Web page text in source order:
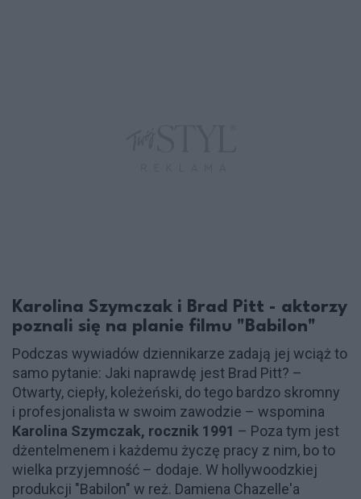
Karolina Szymczak i Brad Pitt - aktorzy
poznali się na planie filmu "Babilon"
Podczas wywiadów dziennikarze zadają jej wciąż to
samo pytanie: Jaki naprawdę jest Brad Pitt? –
Otwarty, ciepły, koleżeński, do tego bardzo skromny
i profesjonalista w swoim zawodzie – wspomina
Karolina Szymczak, rocznik 1991 – Poza tym jest
dżentelmenem i każdemu życzę pracy z nim, bo to
wielka przyjemność – dodaje. W hollywoodzkiej
produkcji "Babilon" w reż. Damiena Chazelle'a